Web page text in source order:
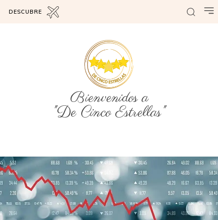
DESCUBRE
Bienvenidos a
"De Cinco Estrellas"